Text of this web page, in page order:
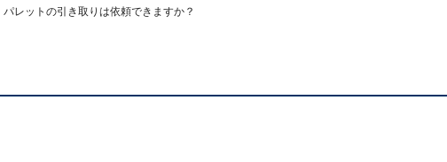
パレットの引き取りは依頼できますか？